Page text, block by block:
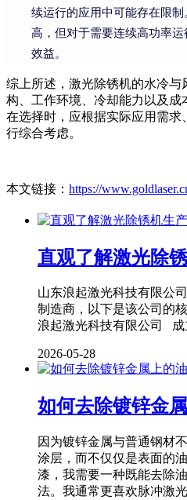
续运行的应用中可能存在限
高，但对于需要连续高功率
效益。
综上所述，激光除锈机的水冷
构、工作环境、冷却能力以及成
在选择时，应根据实际应用需
行综合考虑。
本文链接： https://
直观了解激光除
山东浪起激光科技有限公
制造商，以下是该公司的
浪起激光科技有限公司 成
2026-05-28
如何去除镀锌金
因为镀锌金属与普通钢材
涂层，而不仅仅是表面的
漆，我需要一种既能去除
法。我通常更喜欢脉冲激